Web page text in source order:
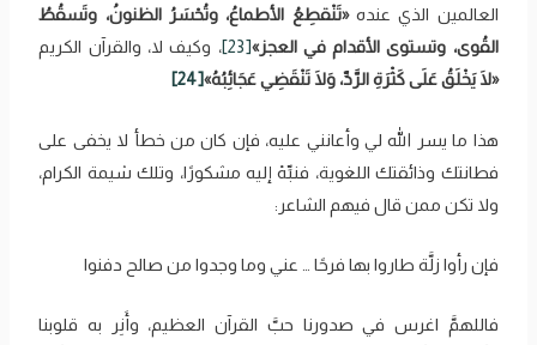
العالمين الذي عنده«تَنْقطِعُ ‌الأطماعُ، وتُحْسَرُ الظنونُ، وتَسقُطُ
القُوى، وتستوى الأقدام في العجز»[23]
، وكيف لا، والقرآن الكريم
«لَا يَخْلَقُ عَلَى ‌كَثْرَةِ ‌الرَّدِّ، وَلَا تَنْقَضِي عَجَائِبُهُ»[24]
هذا ما يسر الله لي وأعانني عليه، فإن كان من خطأ لا يخفى على
فطانتك وذائقتك اللغوية، فنبِّهْ إليه مشكورًا، وتلك شيمة الكرام،
ولا تكن ممن قال فيهم الشاعر:
فإن رأوا ‌زلَّة ‌طاروا بها فرحًا … عني وما وجدوا من صالح دفنوا
فاللهمَّ اغرس في صدورنا حبَّ القرآن العظيم، وأَنِر به قلوبنا